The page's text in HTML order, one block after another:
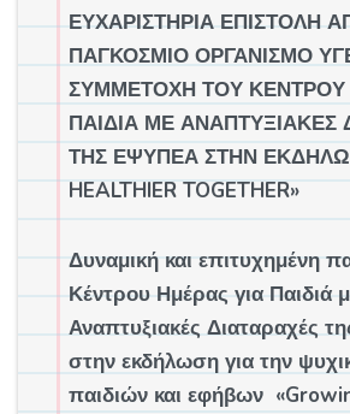
ΕΥΧΑΡΙΣΤΗΡΙΑ ΕΠΙΣΤΟΛΗ
ΠΑΓΚΟΣΜΙΟ ΟΡΓΑΝΙΣΜΟ
ΣΥΜΜΕΤΟΧΗ ΤΟΥ ΚΕΝΤΡΟΥ
ΠΑΙΔΙΑ ΜΕ ΑΝΑΠΤΥΞΙΑΚΕΣ
ΤΗΣ ΕΨΥΠΕΑ ΣΤΗΝ
HEALTHIER TOGETHER»
Δυναμική και επιτυχημένη
Κέντρου Ημέρας για Παιδιά
Αναπτυξιακές Διαταραχές
στην εκδήλωση για την
παιδιών και εφήβων